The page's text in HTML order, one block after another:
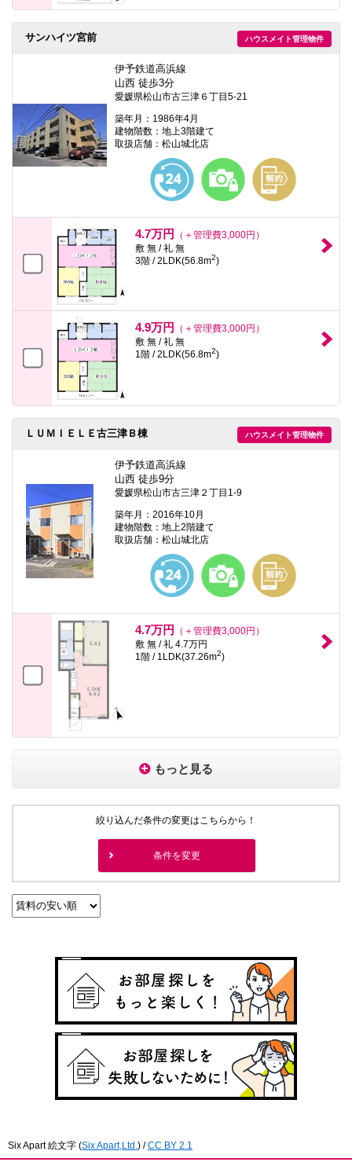
ハウスメイト管理物件
サンハイツ宮前
伊予鉄道高浜線
山西 徒歩3分
愛媛県松山市古三津６丁目5-21
築年月：1986年4月
建物階数：地上3階建て
取扱店舗：松山城北店
4.7万円
（＋管理費3,000円）
敷 無 / 礼 無
3階 / 2LDK(56.8m2)
4.9万円
（＋管理費3,000円）
敷 無 / 礼 無
1階 / 2LDK(56.8m2)
ハウスメイト管理物件
ＬＵＭＩＥＬＥ古三津Ｂ棟
伊予鉄道高浜線
山西 徒歩9分
愛媛県松山市古三津２丁目1-9
築年月：2016年10月
建物階数：地上2階建て
取扱店舗：松山城北店
4.7万円
（＋管理費3,000円）
敷 無 / 礼 4.7万円
1階 / 1LDK(37.26m2)
もっと見る
絞り込んだ条件の変更はこちらから！
条件を変更
Six Apart 絵文字 (Six Apart,Ltd. ) /CC BY 2.1